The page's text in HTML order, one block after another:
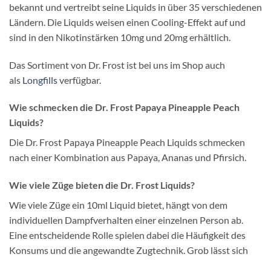
bekannt und vertreibt seine Liquids in über 35 verschiedenen
Ländern. Die Liquids weisen einen Cooling-Effekt auf und
sind in den Nikotinstärken 10mg und 20mg erhältlich.
Das Sortiment von Dr. Frost ist bei uns im Shop auch
als Longfillsverfügbar.
Wie schmecken die Dr. Frost Papaya Pineapple Peach
Liquids?
Die Dr. Frost Papaya Pineapple Peach Liquids schmecken
nach einer Kombination aus Papaya, Ananas und Pfirsich.
Wie viele Züge bieten die Dr. Frost Liquids?
Wie viele Züge ein 10ml Liquid bietet, hängt von dem
individuellen Dampfverhalten einer einzelnen Person ab.
Eine entscheidende Rolle spielen dabei die Häufigkeit des
Konsums und die angewandte Zugtechnik. Grob lässt sich